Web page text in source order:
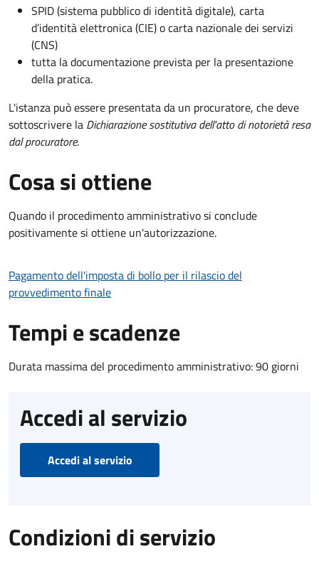
SPID (sistema pubblico di identità digitale), carta
d’identità elettronica (CIE) o carta nazionale dei servizi
(CNS)
tutta la documentazione prevista per la presentazione
della pratica.
L'istanza può essere presentata da un procuratore, che deve
sottoscrivere la Dichiarazione sostitutiva dell'atto di notorietà resa
dal procuratore.
Cosa si ottiene
Quando il procedimento amministrativo si conclude
positivamente si ottiene un'autorizzazione.
Pagamento dell'imposta di bollo per il rilascio del
provvedimento finale
Tempi e scadenze
Durata massima del procedimento amministrativo: 90 giorni
Accedi al servizio
Accedi al servizio
Condizioni di servizio